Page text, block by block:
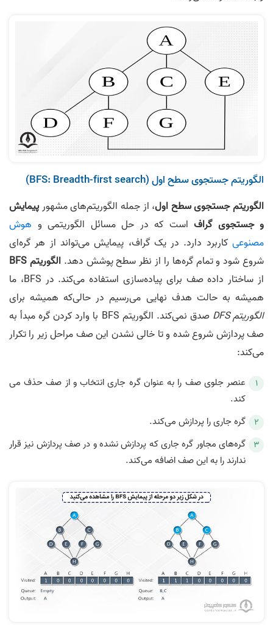
الگوریتم جستجوی سطح اول (BFS: Breadth-first search)
الگوریتم جستجوی سطح اول، از جمله الگوریتم‌های مشهور پیمایش
و جستجوی گراف است که در حل مسائل الگوریتمی و هوش
مصنوعی کاربرد دارد. در یک گراف، پیمایش می‌تواند از هر گره‌­ای
شروع شود و تمام گره‌ها را از نظر سطح پوشش دهد.الگوریتم BFS
از ساختار داده صف برای پیاده‌سازی استفاده می‌­کند. در BFS، ما
همیشه به حالت هدف نهایی می‌رسیم در حالی‌که همیشه برای
الگوریتم DFS
صدق نمی‌کند. الگوریتم BFS با وارد کردن گره مبدأ به
صف پردازش شروع شده و تا خالی نشدن این صف مراحل زیر را تکرار
می‌­کند:
عنصر جلوی صف را به عنوان گره جاری انتخاب و از صف حذف می­‌
کند.
گره جاری را پردازش می‌کند.
گره‌های مجاور گره جاری که پردازش نشده و در صف پردازش نیز قرار
ندارند را به این صف اضافه می‌­کند.